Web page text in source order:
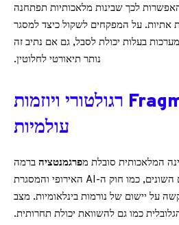
לכך שבינות מלאכותיות תפתחנה
אתיות. על המפקחים לשקול כיצד למסגר
בעלות יכולת לסבל, גם אם נתיב זה
נותר תיאורטי לחלוטין.
ה Fragmentation רגולטורי ויוזמות
עולמיות
המלאכותית סובלת מפרגמנטציה ברמה
הבינלאומית. החוקים השונים, כמו חוק ה-AI האירופי והמסגרת
על יישום של נורמות בינלאומיות. מצב
כמו גם להשוואת יכולת תחרותית.